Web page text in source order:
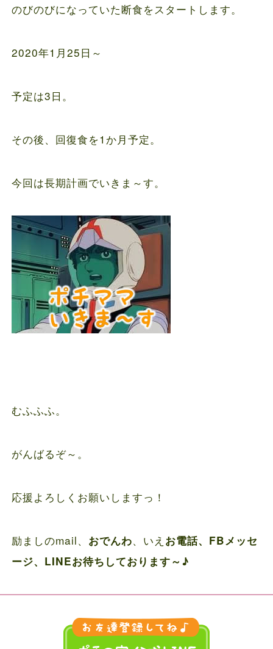
のびのびになっていた断食をスタートします。
2020年1月25日～
予定は3日。
その後、回復食を1か月予定。
今回は長期計画でいきま～す。
むふふふ。
がんばるぞ～。
応援よろしくお願いしますっ！
励ましのmail、 おでんわ、いえ お電話、FBメッセ
ージ、LINEお待ちしております～♪